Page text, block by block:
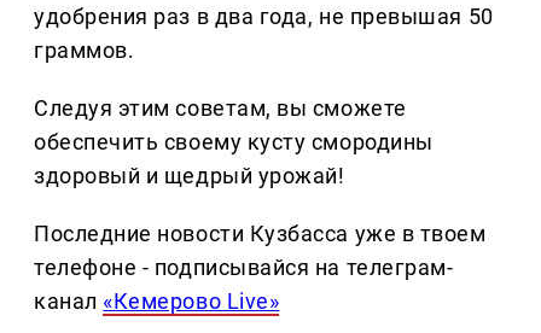
удобрения раз в два года, не превышая 50
граммов.
Следуя этим советам, вы сможете
обеспечить своему кусту смородины
здоровый и щедрый урожай!
Последние новости Кузбасса уже в твоем
телефоне - подписывайся на телеграм-
канал «Кемерово Live»